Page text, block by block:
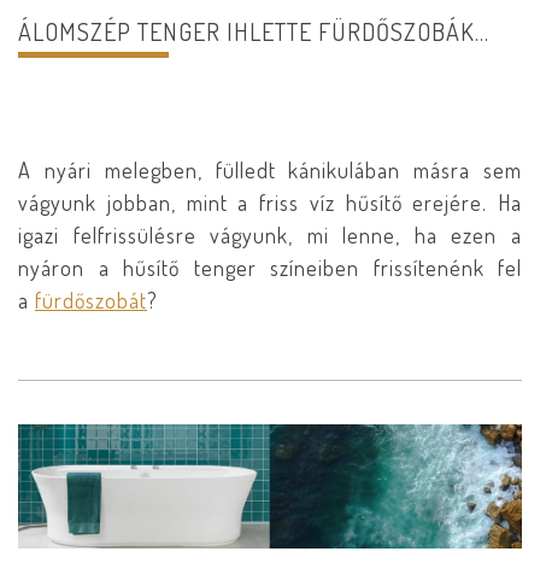
ÁLOMSZÉP TENGER IHLETTE FÜRDŐSZOBÁK…
A nyári melegben, fülledt kánikulában másra sem
vágyunk jobban, mint a friss víz hűsítő erejére. Ha
igazi felfrissülésre vágyunk, mi lenne, ha ezen a
nyáron a hűsítő tenger színeiben frissítenénk fel
a fürdőszobát?